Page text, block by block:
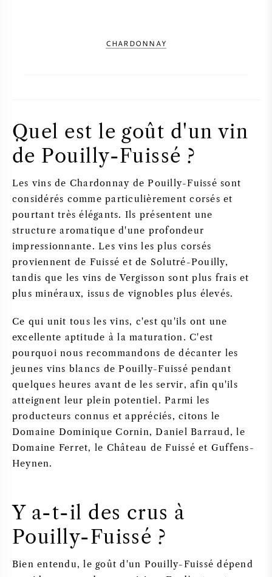
CHARDONNAY
Quel est le goût d'un vin
de Pouilly-Fuissé ?
Les vins de Chardonnay de Pouilly-Fuissé sont
considérés comme particulièrement corsés et
pourtant très élégants. Ils présentent une
structure aromatique d'une profondeur
impressionnante. Les vins les plus corsés
proviennent de Fuissé et de Solutré-Pouilly,
tandis que les vins de Vergisson sont plus frais et
plus minéraux, issus de vignobles plus élevés.
Ce qui unit tous les vins, c'est qu'ils ont une
excellente aptitude à la maturation. C'est
pourquoi nous recommandons de décanter les
jeunes vins blancs de Pouilly-Fuissé pendant
quelques heures avant de les servir, afin qu'ils
atteignent leur plein potentiel. Parmi les
producteurs connus et appréciés, citons le
Domaine Dominique Cornin, Daniel Barraud, le
Domaine Ferret, le Château de Fuissé et Guffens-
Heynen.
Y a-t-il des crus à
Pouilly-Fuissé ?
Bien entendu, le goût d'un Pouilly-Fuissé dépend